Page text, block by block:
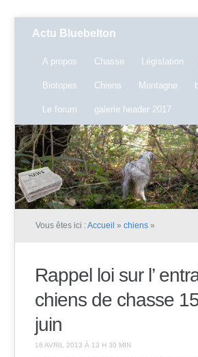
Actu Bluebelton
A propos Chasse Législation
Biotopes Chiens Montagne
Le forum galerie header 2017
Vous êtes ici :Accueil »chiens »
Rappel loi sur l’
chiens de chasse
juin
16 AVRIL 2013 À 13 H 30 MIN